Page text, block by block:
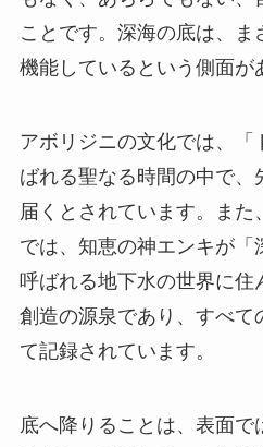
ことです。深海の底は、ま
機能しているという側面が
アボリジニの文化では、「
ばれる聖なる時間の中で、
届くとされています。ま
では、知恵の神エンキが「
呼ばれる地下水の世界に住
創造の源泉であり、すべて
て記録されています。
底へ降りることは、表面で